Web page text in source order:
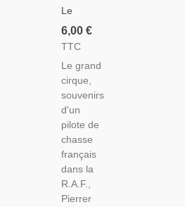
Le
Grand
Cirque,
Clostermann,
1948 -
Pilote De
Chasse,
Aviation
Militaire,
2e
Guerre
Mondiale
6,00 €
TTC
Le grand
cirque,
souvenirs
d'un
pilote de
chasse
français
dans la
R.A.F.,
Pierrer